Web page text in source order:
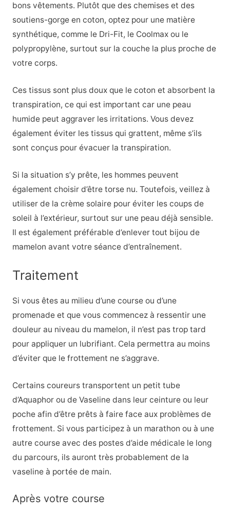
bons vêtements. Plutôt que des chemises et des
soutiens-gorge en coton, optez pour une matière
synthétique, comme le Dri-Fit, le Coolmax ou le
polypropylène, surtout sur la couche la plus proche de
votre corps.
Ces tissus sont plus doux que le coton et absorbent la
transpiration, ce qui est important car une peau
humide peut aggraver les irritations. Vous devez
également éviter les tissus qui grattent, même s’ils
sont conçus pour évacuer la transpiration.
Si la situation s’y prête, les hommes peuvent
également choisir d’être torse nu. Toutefois, veillez à
utiliser de la crème solaire pour éviter les coups de
soleil à l’extérieur, surtout sur une peau déjà sensible.
Il est également préférable d’enlever tout bijou de
mamelon avant votre séance d’entraînement.
Traitement
Si vous êtes au milieu d’une course ou d’une
promenade et que vous commencez à ressentir une
douleur au niveau du mamelon, il n’est pas trop tard
pour appliquer un lubrifiant. Cela permettra au moins
d’éviter que le frottement ne s’aggrave.
Certains coureurs transportent un petit tube
d’Aquaphor ou de Vaseline dans leur ceinture ou leur
poche afin d’être prêts à faire face aux problèmes de
frottement. Si vous participez à un marathon ou à une
autre course avec des postes d’aide médicale le long
du parcours, ils auront très probablement de la
vaseline à portée de main.
Après votre course